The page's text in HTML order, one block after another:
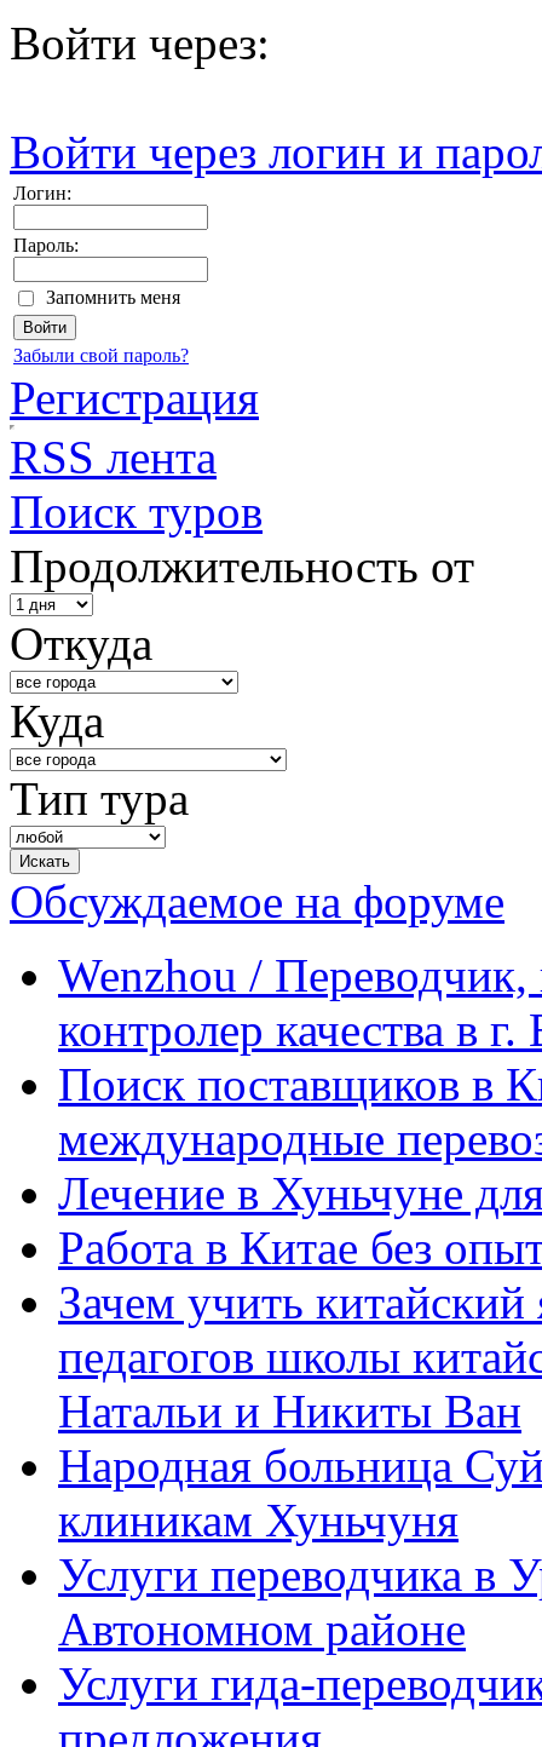
Войти через:
Войти через логин и
Логин:
Пароль:
Запомнить меня
Забыли свой пароль?
Регистрация
RSS лента
Поиск туров
Продолжительность от
Откуда
Куда
Тип тура
Обсуждаемое на форуме
Wenzhou / Переводчик,
контролер качества в
Поиск поставщиков в
международные
Лечение в Хуньчуне
Работа в Китае без
Зачем учить
педагогов школы
Натальи и Никиты Ван
Народная больница
клиникам Хуньчуня
Услуги переводчика в
Автономном районе
Услуги гида-